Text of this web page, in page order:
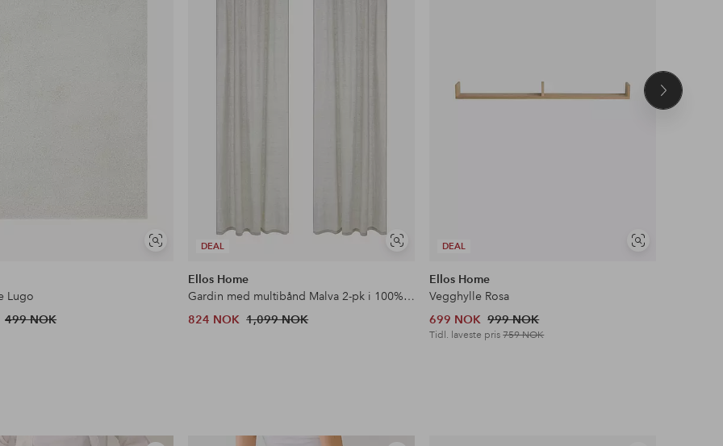
Vis
Lugo
499 NOK
DEAL
Vis
Ellos Home
Gardin med multibånd Malva 2-pk i 100% lin
824 NOK 1,099 NOK
DEAL
Vis
Ellos Home
Vegghylle Rosa
699 NOK 999 NOK
Tidl. laveste pris759 NOK
Neste